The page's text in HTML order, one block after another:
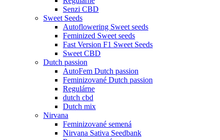
Senzi CBD
Sweet Seeds
Autoflowering Sweet seeds
Feminized Sweet seeds
Fast Version F1 Sweet Seeds
Sweet CBD
Dutch passion
AutoFem Dutch passion
Feminizované Dutch passion
Regulárne
dutch cbd
Dutch mix
Nirvana
Feminizované semená
Nirvana Sativa Seedbank